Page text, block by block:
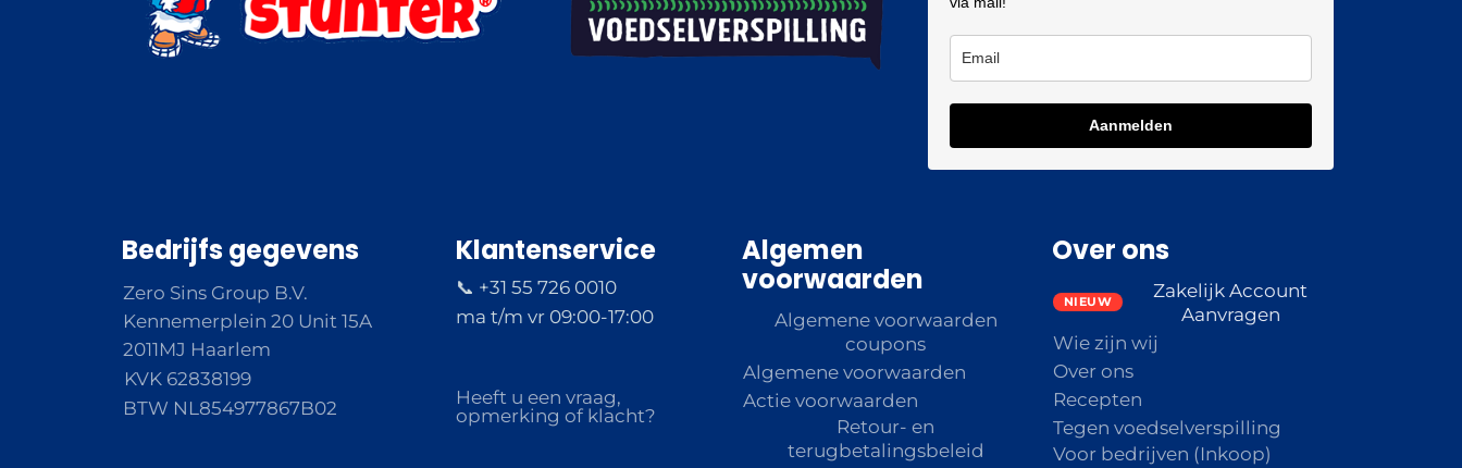
Aanmelden
Bedrijfs gegevens
Zero Sins Group B.V.
Kennemerplein 20 Unit 15A
2011MJ Haarlem
KVK 62838199
BTW NL854977867B02
Klantenservice
📞 +31 55 726 0010
ma t/m vr 09:00-17:00
Heeft u een vraag,
opmerking of klacht?
Algemen
voorwaarden
Algemene voorwaarden
coupons
Algemene voorwaarden
Actie voorwaarden
Retour- en
terugbetalingsbeleid
Over ons
Zakelijk Account
Aanvragen
Wie zijn wij
Over ons
Recepten
Tegen voedselverspilling
Voor bedrijven (Inkoop)